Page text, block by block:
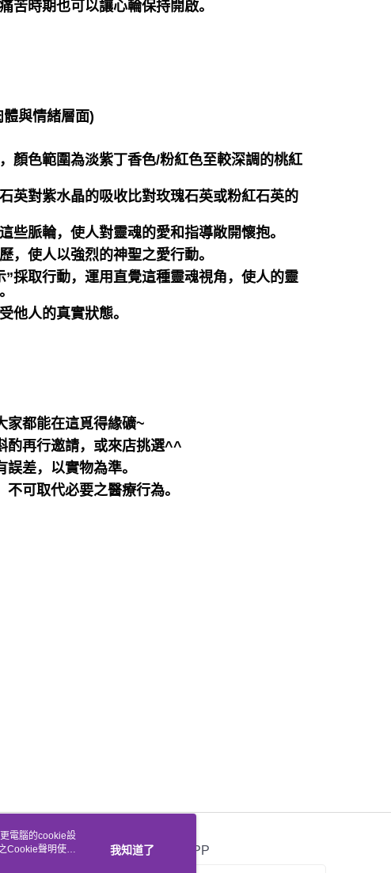
苦時期也可以讓心輪保持開啟。
與情緒層面)
顏色範圍為淡紫丁香色/粉紅色至較深調的桃紅
英對紫水晶的吸收比對玫瑰石英或粉紅石英的
脈輪，使人對靈魂的愛和指導敞開懷抱。
，使人以強烈的神聖之愛行動。
採取行動，運用直覺這種靈魂視角，使人的靈
他人的真實狀態。
家都能在這覓得緣礦~
酌再行邀請，或來店挑選^^
差，以實物為準。
可取代必要之醫療行為。
官方APP
電腦的cookie設
Cookie聲明使用
我知道了